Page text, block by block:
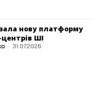
нову платформу
ШІ
- 31.07.2026